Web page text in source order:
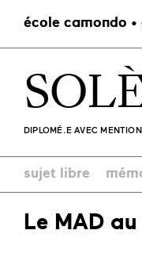
école camondo
DIPLOMÉ.E AVEC MENTION
sujet libre
Le MAD